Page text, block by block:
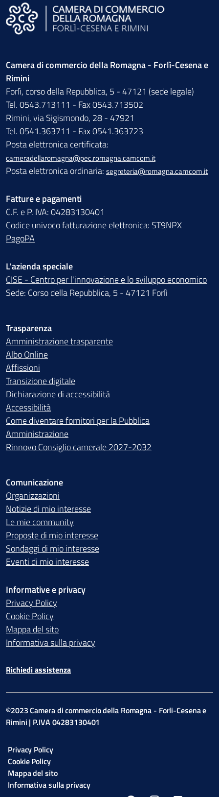
Camera di commercio della Romagna - Forlì-Cesena e
Rimini
Forlì, corso della Repubblica, 5 - 47121 (sede legale)
Tel. 0543.713111 - Fax 0543.713502
Rimini, via Sigismondo, 28 - 47921
Tel. 0541.363711 - Fax 0541.363723
Posta elettronica certificata:
cameradellaromagna@pec.romagna.camcom.it
Posta elettronica ordinaria: segreteria@romagna.camcom.it
Fatture e pagamenti
C.F. e P. IVA: 04283130401
Codice univoco fatturazione elettronica: ST9NPX
PagoPA
L'azienda speciale
CISE - Centro per l'innovazione e lo sviluppo economico
Sede: Corso della Repubblica, 5 - 47121 Forlì
Trasparenza
Amministrazione trasparente
Albo Online
Affissioni
Transizione digitale
Dichiarazione di accessibilità
Accessibilità
Come diventare fornitori per la Pubblica
Amministrazione
Rinnovo Consiglio camerale 2027-2032
Comunicazione
Organizzazioni
Notizie di mio interesse
Le mie community
Proposte di mio interesse
Sondaggi di mio interesse
Eventi di mio interesse
Informative e privacy
Privacy Policy
Cookie Policy
Mappa del sito
Informativa sulla privacy
Richiedi assistenza
©2023 Camera di commercio della Romagna - Forli-Cesena e
Rimini | P.IVA 04283130401
Privacy Policy
Cookie Policy
Mappa del sito
Informativa sulla privacy